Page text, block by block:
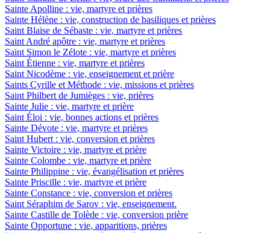
Sainte Apolline : vie, martyre et prières
Sainte Hélène : vie, construction de basiliques et prières
Saint Blaise de Sébaste : vie, martyre et prières
Saint André apôtre : vie, martyre et prières
Saint Simon le Zélote : vie, martyre et prières
Saint Étienne : vie, martyre et prières
Saint Nicodème : vie, enseignement et prière
Saints Cyrille et Méthode : vie, missions et prières
Saint Philbert de Jumièges : vie, prières
Sainte Julie : vie, martyre et prière
Saint Éloi : vie, bonnes actions et prières
Sainte Dévote : vie, martyre et prières
Saint Hubert : vie, conversion et prières
Sainte Victoire : vie, martyre et prière
Sainte Colombe : vie, martyre et prière
Sainte Philippine : vie, évangélisation et prières
Sainte Priscille : vie, martyre et prière
Sainte Constance : vie, conversion et prières
Saint Séraphim de Sarov : vie, enseignement.
Sainte Castille de Tolède : vie, conversion prière
Sainte Opportune : vie, apparitions, prières